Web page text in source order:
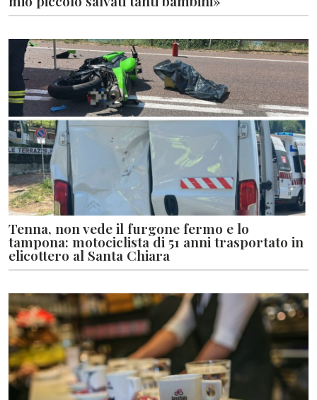
Tenna, non vede il furgone fermo e lo
tampona: motociclista di 51 anni trasportato in
elicottero al Santa Chiara